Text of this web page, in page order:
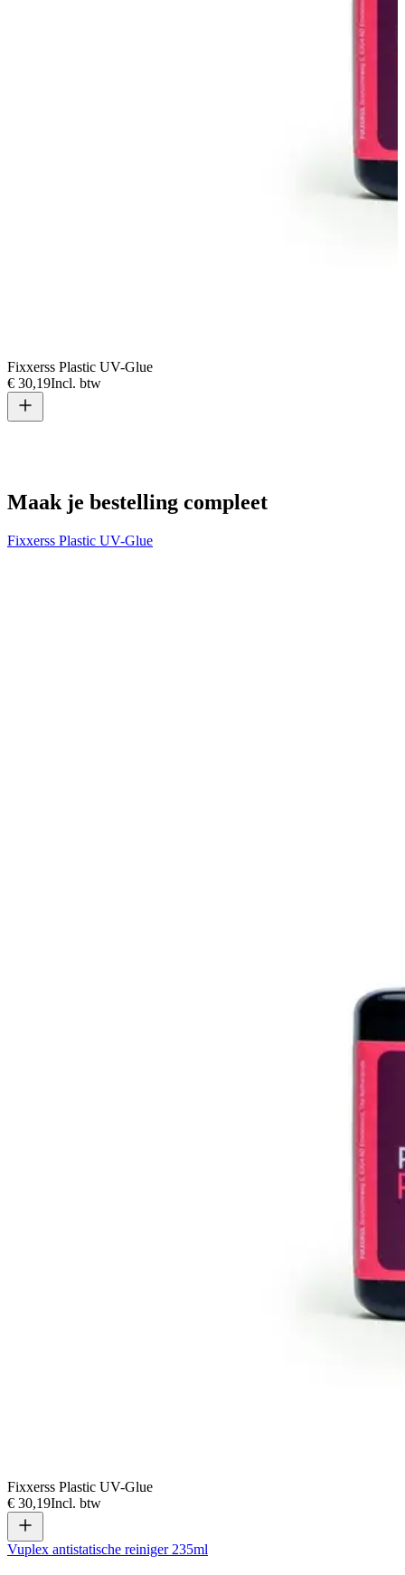
Fixxerss Plastic UV-Glue
€ 30,19Incl. btw
Maak je bestelling compleet
Fixxerss Plastic UV-Glue
Fixxerss Plastic UV-Glue
€ 30,19Incl. btw
Vuplex antistatische reiniger 235ml